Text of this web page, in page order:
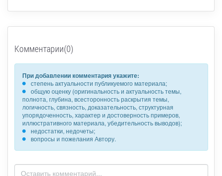
Комментарии(0)
При добавлении комментария укажите:
степень актуальности публикуемого материала;
общую оценку (оригинальность и актуальность темы,
полнота, глубина, всесторонность раскрытия темы,
логичность, связность, доказательность, структурная
упорядоченность, характер и достоверность примеров,
иллюстративного материала, убедительность выводов);
недостатки, недочеты;
вопросы и пожелания Автору.